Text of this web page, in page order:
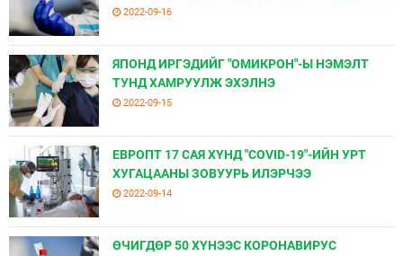
2022-09-16
ЯПОНД ИРГЭДИЙГ "ОМИКРОН"-Ы НЭМЭЛТ
ТУНД ХАМРУУЛЖ ЭХЭЛНЭ
2022-09-15
ЕВРОПТ 17 САЯ ХҮНД "COVID-19"-ИЙН УРТ
ХУГАЦААНЫ ЗОВУУРЬ ИЛЭРЧЭЭ
2022-09-14
ӨЧИГДӨР 50 ХҮНЭЭС КОРОНАВИРУС